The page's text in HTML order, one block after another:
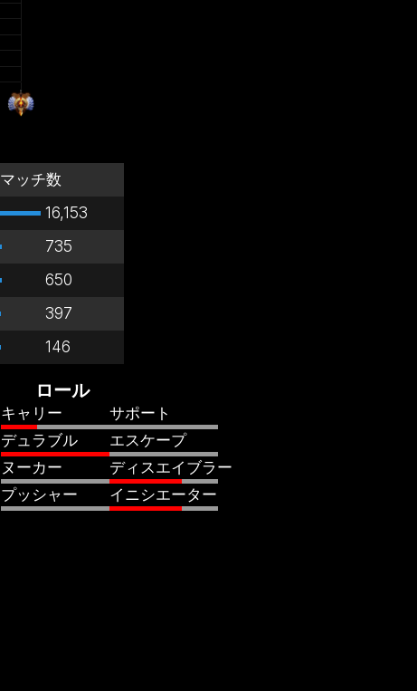
マッチ数
16,153
735
650
397
146
ロール
キャリー
デュラブル
ヌーカー
プッシャー
サポート
エスケープ
ディスエイブラー
イニシエーター